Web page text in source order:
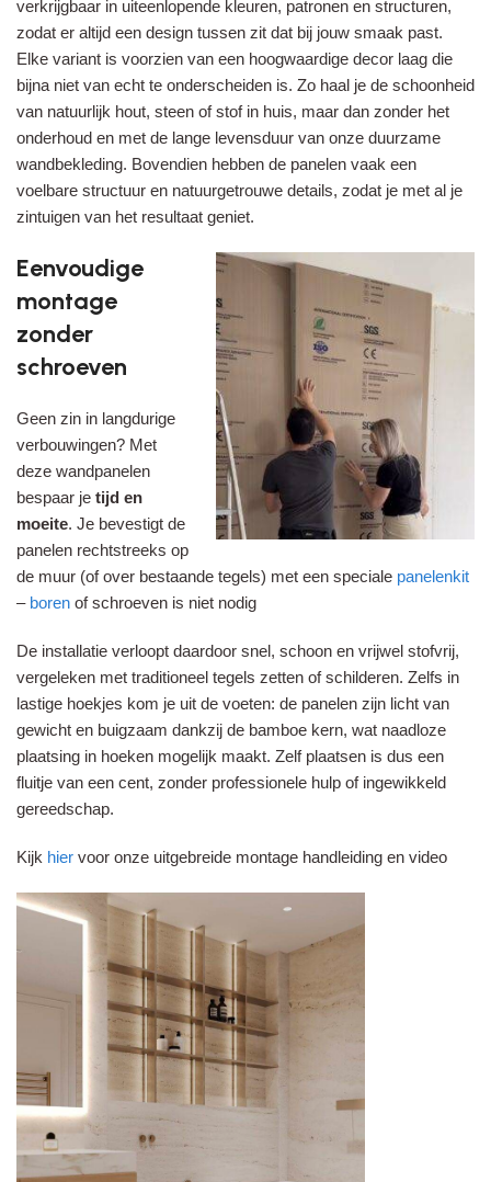
verkrijgbaar in uiteenlopende kleuren, patronen en structuren,
zodat er altijd een design tussen zit dat bij jouw smaak past.
Elke variant is voorzien van een hoogwaardige decor laag die
bijna niet van echt te onderscheiden is. Zo haal je de schoonheid
van natuurlijk hout, steen of stof in huis, maar dan zonder het
onderhoud en met de lange levensduur van onze duurzame
wandbekleding. Bovendien hebben de panelen vaak een
voelbare structuur en natuurgetrouwe details, zodat je met al je
zintuigen van het resultaat geniet.
Eenvoudige
montage
zonder
schroeven
Geen zin in langdurige
verbouwingen? Met
deze wandpanelen
bespaar je tijd en
moeite. Je bevestigt de
panelen rechtstreeks op
de muur (of over bestaande tegels) met een speciale panelenkit
– boren of schroeven is niet nodig
De installatie verloopt daardoor snel, schoon en vrijwel stofvrij,
vergeleken met traditioneel tegels zetten of schilderen. Zelfs in
lastige hoekjes kom je uit de voeten: de panelen zijn licht van
gewicht en buigzaam dankzij de bamboe kern, wat naadloze
plaatsing in hoeken mogelijk maakt. Zelf plaatsen is dus een
fluitje van een cent, zonder professionele hulp of ingewikkeld
gereedschap.
Kijk hier voor onze uitgebreide montage handleiding en video